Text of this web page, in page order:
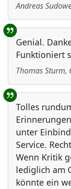
Andreas
Genial.
Funktioniert
Thomas Sturm,
Tolles
unter
Service.
Wenn Kritik
lediglich am
könnte ein